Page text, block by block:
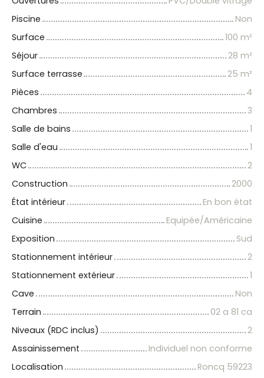
Piscine
Non
Surface
100 m²
Séjour
28 m²
Surface terrasse
25 m²
Pièces
4
Chambres
3
Salle de bains
1
Salle d'eau
1
WC
2
Construction
2000
État intérieur
En bon état
Cuisine
Equipée/Américaine
Exposition
Sud
Stationnement intérieur
2
Stationnement extérieur
1
Cave
Non
Terrain
02 a 81 ca
Niveaux (RDC inclus)
2
Assainissement
Individuel non conforme
Localisation
Roncq 59223